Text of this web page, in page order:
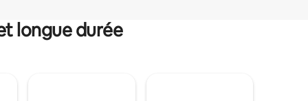
longue durée